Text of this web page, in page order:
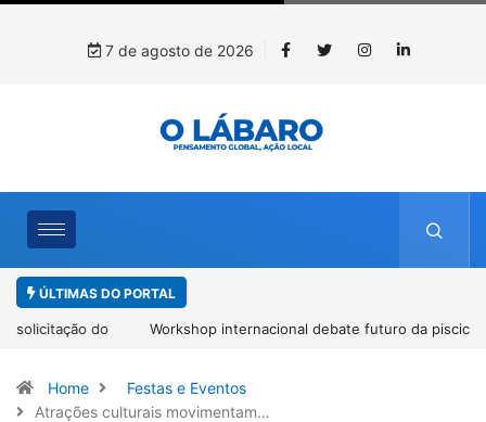
7 de agosto de 2026
ÚLTIMAS DO PORTAL
Workshop internacional debate futuro da piscicultura com
Home
Festas e Eventos
Atrações culturais movimentam…